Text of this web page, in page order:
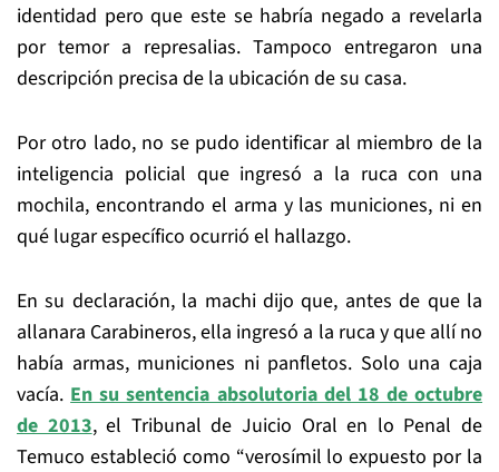
identidad pero que este se habría negado a revelarla
por temor a represalias. Tampoco entregaron una
descripción precisa de la ubicación de su casa.
Por otro lado, no se pudo identificar al miembro de la
inteligencia policial que ingresó a la ruca con una
mochila, encontrando el arma y las municiones, ni en
qué lugar específico ocurrió el hallazgo.
En su declaración, la machi dijo que, antes de que la
allanara Carabineros, ella ingresó a la ruca y que allí no
había armas, municiones ni panfletos. Solo una caja
vacía.En su sentencia absolutoria del 18 de octubre
de 2013, el Tribunal de Juicio Oral en lo Penal de
Temuco estableció como “verosímil lo expuesto por la